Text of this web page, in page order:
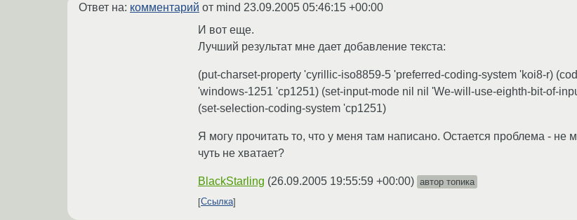
Ответ на: комментарий от mind 23.09.2005 05:46:15 +00:00
И вот еще.
Лучший результат мне дает добавление текста:
(put-charset-property 'cyrillic-iso8859-5 'preferred-coding-system 'koi8-r)
'windows-1251 'cp1251) (set-input-mode nil nil 'We-will-use-eighth-bit-of-
(set-selection-coding-system 'cp1251)
Я могу прочитать то, что у меня там написано. Остается проблема - не
чуть не хватает?
BlackStarling (26.09.2005 19:55:59 +00:00) автор топика
Ссылка